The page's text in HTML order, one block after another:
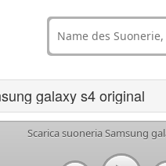
galaxy s4 original
Scarica suoneria Samsung